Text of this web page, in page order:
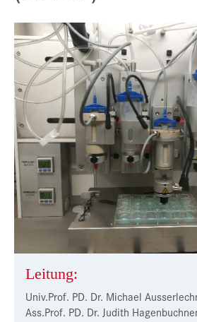
Events
Presse
Jobs
Kontakt
Datenschutz
de | en
Leitung:
Univ.Prof. PD. Dr. Michael
Ass.Prof. PD. Dr. Judith